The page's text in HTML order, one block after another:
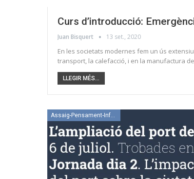
Curs d’introducció:
Juan Bisquert 13 set., 2020
En les societats modernes fem un ús
transport, la calefacció, i en la manufactura
LLEGIR MÉS...
Assaig-Pensament-Informació